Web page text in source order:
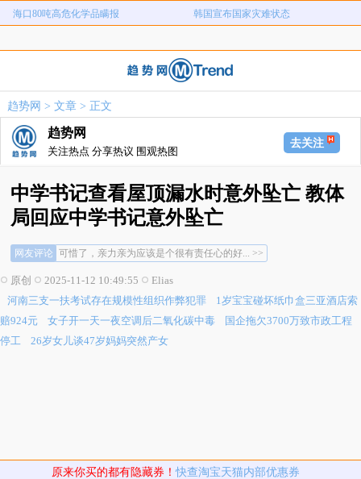
海口80吨高危化学品瞒报 韩国宣布国家灾难状态
元
女子开一天一夜空调后二氧化碳中毒 国企拖欠3700万致市政工程停工
女子用漏洞0元买了3千台电器
海口80吨高危化学品瞒报 韩国宣布国家灾难状态
趋势网 > 文章> 正文
趋势网
关注热点 分享热议 围观热图
去关注
中学书记查看屋顶漏水时意外坠亡 教体
局回应中学书记意外坠亡
网友评论 真是个好人，为了孩子的安全亲力亲为，哎... >>
可惜了，亲力亲为应该是个很有责任心的好... >>
真是个好人，为了孩子的安全亲力亲为，哎... >>
安全生产责任还是要追究一下... >>
原创 2025-11-12 10:49:55
Elias
河南三支一扶考试存在规模性组织作弊犯罪
1岁宝宝碰坏纸巾盒三亚酒店索
赔924元
女子开一天一夜空调后二氧化碳中毒
国企拖欠3700万致市政工程
停工
26岁女儿谈47岁妈妈突然产女
原来你买的都有隐藏券！快查淘宝天猫内部优惠券